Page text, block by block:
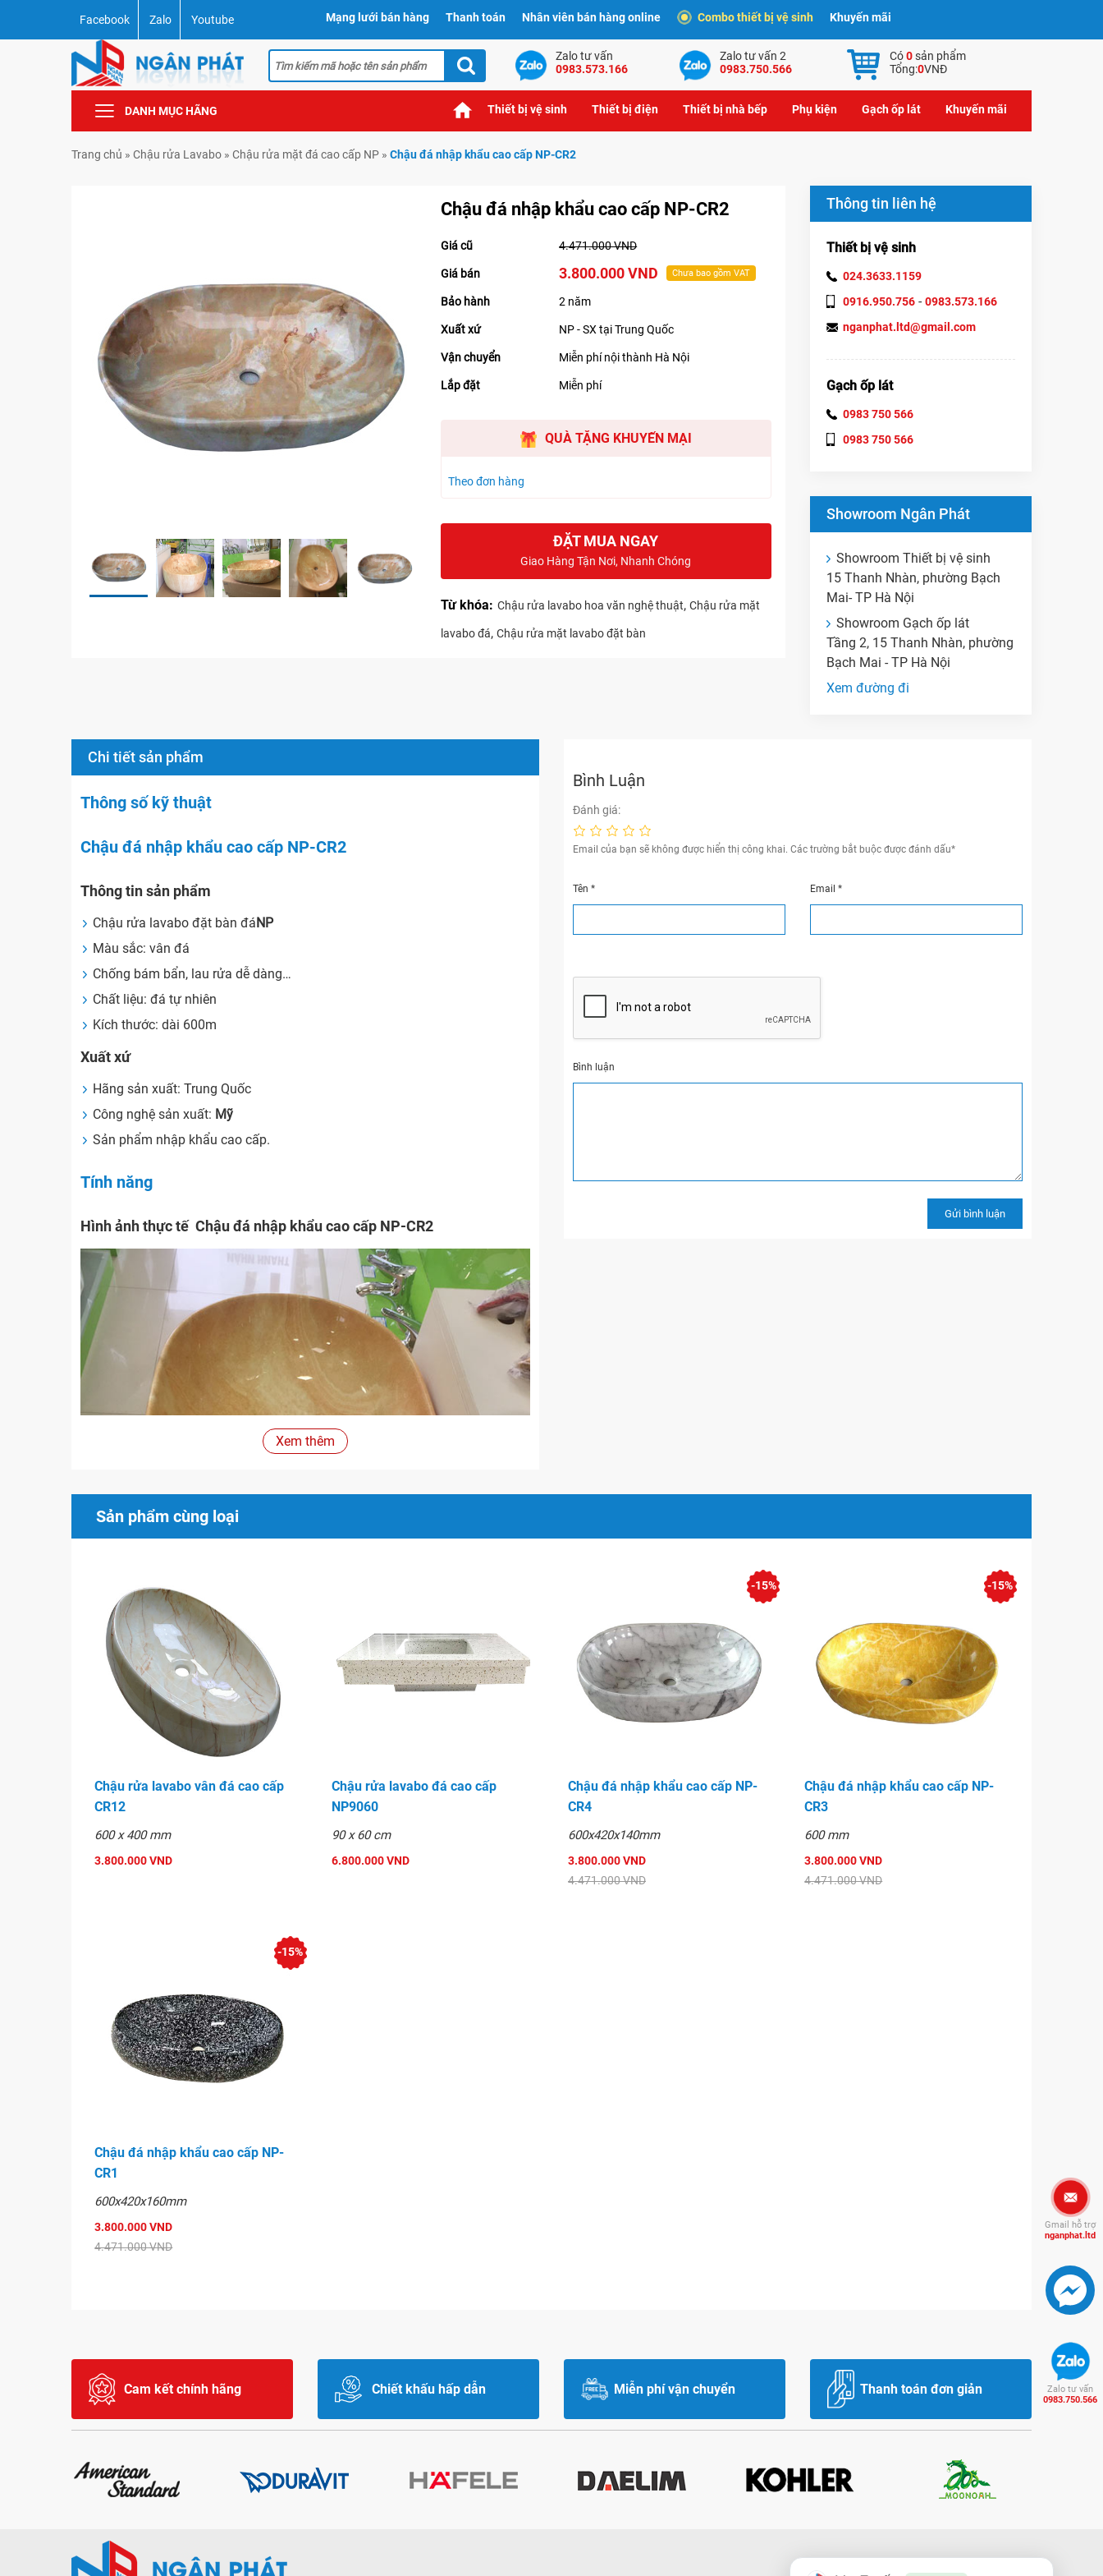
Facebook Zalo Youtube Mạng lưới bán hàng Thanh toán Nhân viên bán hàng online Combo thiết bị vệ sinh Khuyến mãi
Zalo tư vấn
0983.573.166
Zalo tư vấn 2
0983.750.566
Có0sản phẩm
Tổng:0VNĐ
DANH MỤC HÃNG Thiết bị vệ sinh Thiết bị điện Thiết bị nhà bếp Phụ kiện Gạch ốp lát Khuyến mãi
Trang chủ » Chậu rửa Lavabo » Chậu rửa mặt đá cao cấp NP » Chậu đá nhập khẩu cao cấp NP-CR2
Chậu đá nhập khẩu cao cấp NP-CR2
Giá cũ 4.471.000 VND
Giá bán 3.800.000 VND Chưa bao gồm VAT
Bảo hành 2 năm
Xuất xứ NP - SX tại Trung Quốc
Vận chuyển Miễn phí nội thành Hà Nội
Lắp đặt Miễn phí
QUÀ TẶNG KHUYẾN MẠI
Theo đơn hàng
ĐẶT MUA NGAY
Giao Hàng Tận Nơi, Nhanh Chóng
Từ khóa: Chậu rửa lavabo hoa văn nghệ thuật, Chậu rửa mặt
lavabo đá, Chậu rửa mặt lavabo đặt bàn
Thông tin liên hệ
Thiết bị vệ sinh
024.3633.1159
0916.950.756 - 0983.573.166
nganphat.ltd@gmail.com
Gạch ốp lát
0983 750 566
0983 750 566
Showroom Ngân Phát
Showroom Thiết bị vệ sinh
15 Thanh Nhàn, phường Bạch
Mai- TP Hà Nội
Showroom Gạch ốp lát
Tầng 2, 15 Thanh Nhàn, phường
Bạch Mai - TP Hà Nội
Xem đường đi
Chi tiết sản phẩm
Thông số kỹ thuật
Chậu đá nhập khẩu cao cấp NP-CR2
Thông tin sản phẩm
Chậu rửa lavabo đặt bàn đá NP
Màu sắc: vân đá
Chống bám bẩn, lau rửa dễ dàng…
Chất liệu: đá tự nhiên
Kích thước: dài 600m
Xuất xứ
Hãng sản xuất: Trung Quốc
Công nghệ sản xuất: Mỹ
Sản phẩm nhập khẩu cao cấp.
Tính năng
Hình ảnh thực tế Chậu đá nhập khẩu cao cấp NP-CR2
Xem thêm
Bình Luận
Đánh giá:
Email của bạn sẽ không được hiển thị công khai. Các trường bắt buộc được đánh dấu*
Tên* Email *
Bình luận
Sản phẩm cùng loại
Chậu rửa lavabo vân đá cao cấp
CR12
600 x 400 mm
3.800.000 VND
Chậu rửa lavabo đá cao cấp
NP9060
90 x 60 cm
6.800.000 VND
Chậu đá nhập khẩu cao cấp NP-
CR4
600x420x140mm
3.800.000 VND
4.471.000 VND
-15%
Chậu đá nhập khẩu cao cấp NP-
CR3
600 mm
3.800.000 VND
4.471.000 VND
-15%
Chậu đá nhập khẩu cao cấp NP-
CR1
600x420x160mm
3.800.000 VND
4.471.000 VND
-15%
Cam kết chính hãng Chiết khấu hấp dẫn Miễn phí vận chuyển Thanh toán đơn giản
Gmail hỗ trợ
nganphat.ltd
Zalo tư vấn
0983.750.566